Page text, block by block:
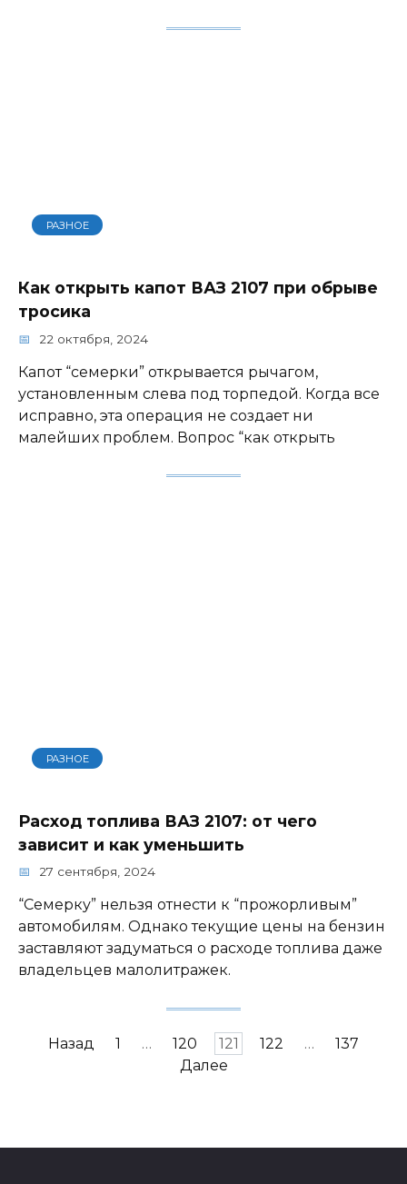
РАЗНОЕ
Как открыть капот ВАЗ 2107 при обрыве
тросика
22 октября, 2024
Капот “семерки” открывается рычагом,
установленным слева под торпедой. Когда все
исправно, эта операция не создает ни
малейших проблем. Вопрос “как открыть
РАЗНОЕ
Расход топлива ВАЗ 2107: от чего
зависит и как уменьшить
27 сентября, 2024
“Семерку” нельзя отнести к “прожорливым”
автомобилям. Однако текущие цены на бензин
заставляют задуматься о расходе топлива даже
владельцев малолитражек.
Пагинация
Назад 1 … 120 121 122 …
137
Далее